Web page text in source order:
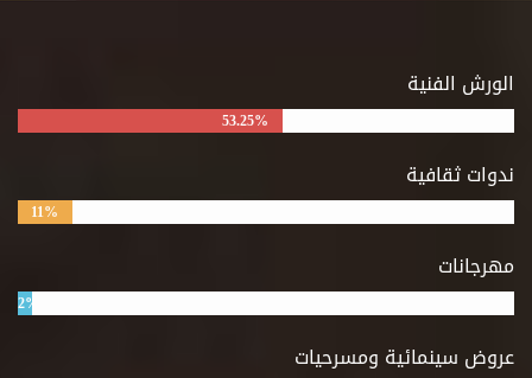
الورش الفنية
53.25%
ندوات ثقافية
11%
مهرجانات
2%
عروض سينمائية ومسرحيات